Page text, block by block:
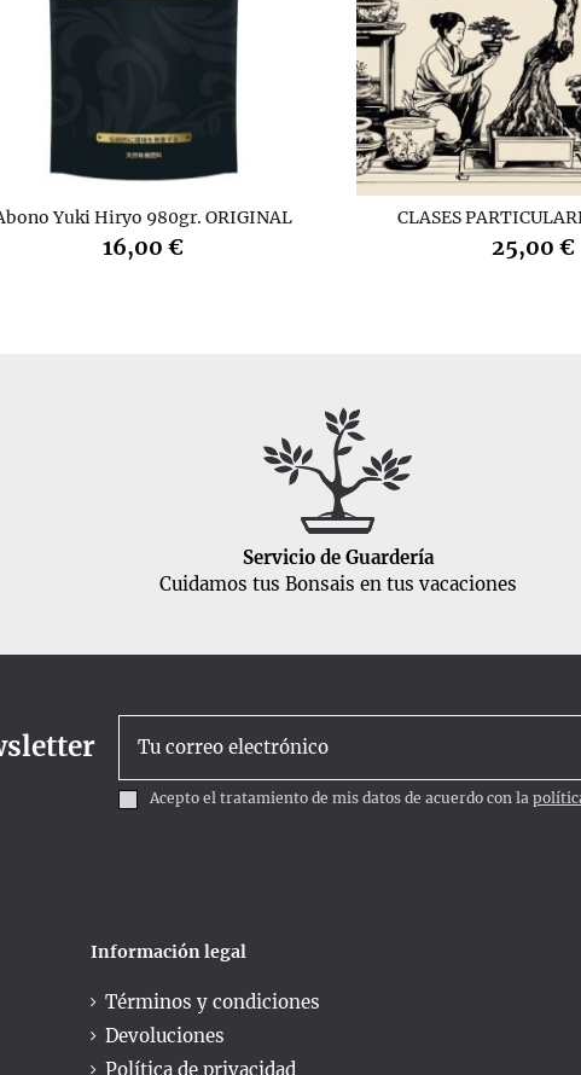
Yuki Hiryo 980gr. ORIGINAL
16,00 €
CLASES
25,00 €
Servicio de Guardería
Cuidamos tus Bonsais en tus vacaciones
Acepto el tratamiento de mis datos de acuerdo con la
Información legal
Términos y condiciones
Devoluciones
Política de privacidad